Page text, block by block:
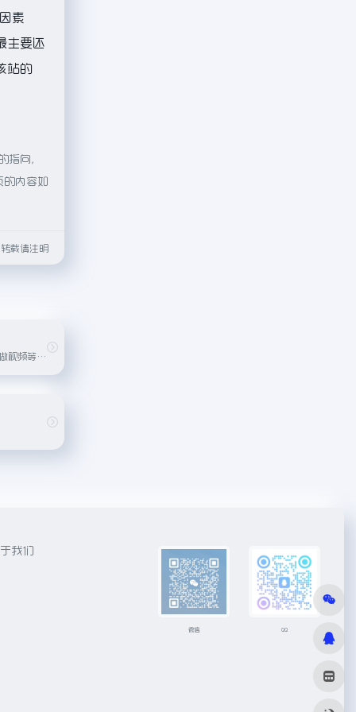
素
主要还
站的
指向，
内容如
载请注明
拥有修图、设计、做视频等等丰富功能,可以帮助用户更好的智能创作,功能强大,使用简单,RoboNeo,专属于你的影像与设计助手。
我们
微信 QQ